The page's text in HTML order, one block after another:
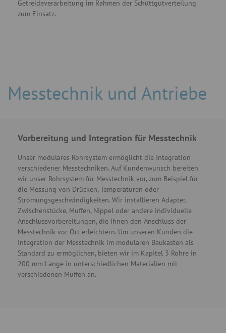
Getreideverarbeitung im Rahmen der Schüttgutverteilung
zum Einsatz.
Messtechnik und Antriebe
Vorbereitung und Integration für Messtechnik
Unser modulares Rohrsystem ermöglicht die Integration
verschiedener Messtechniken. Auf Kundenwunsch bereiten
wir unser Rohrsystem für Messtechnik vor, zum Beispiel für
die Messung von Drücken, Temperaturen oder
Strömungsgeschwindigkeiten. Wir installieren Adapter,
Zwischenstücke, Muffen, Nippel oder andere individuelle
Anschlussvorbereitungen, die Ihnen den Anschluss der
Messtechnik vor Ort erleichtern. Um unseren Kunden die
Integration der Messtechnik im modularen Baukasten als
Standard zu ermöglichen, bieten wir im Kapitel 3 Rohre in
200 mm Länge in unterschiedlichen Materialien mit
verschiedenen Muffen an.